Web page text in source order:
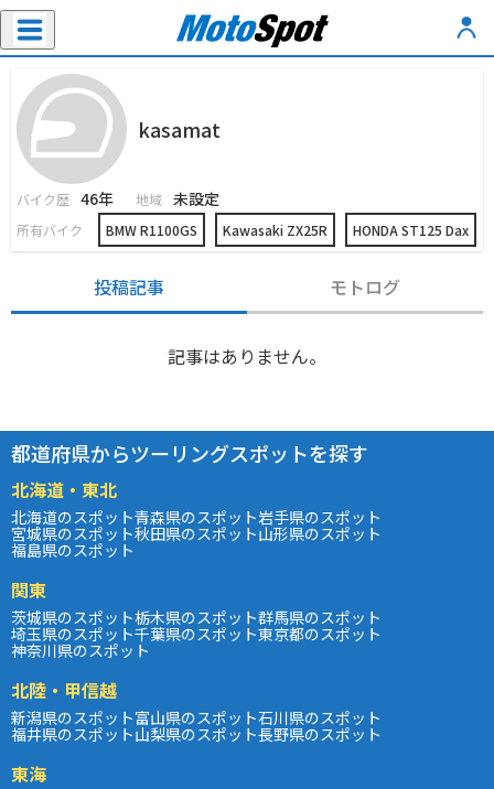
kasamat
バイク歴 46年 地域 未設定
所有バイク BMW R1100GS Kawasaki ZX25R HONDA ST125 Dax
投稿記事 モトログ
記事はありません。
都道府県からツーリングスポットを探す
北海道・東北
北海道のスポット青森県のスポット岩手県のスポット
宮城県のスポット秋田県のスポット山形県のスポット
福島県のスポット
関東
茨城県のスポット栃木県のスポット群馬県のスポット
埼玉県のスポット千葉県のスポット東京都のスポット
神奈川県のスポット
北陸・甲信越
新潟県のスポット富山県のスポット石川県のスポット
福井県のスポット山梨県のスポット長野県のスポット
東海